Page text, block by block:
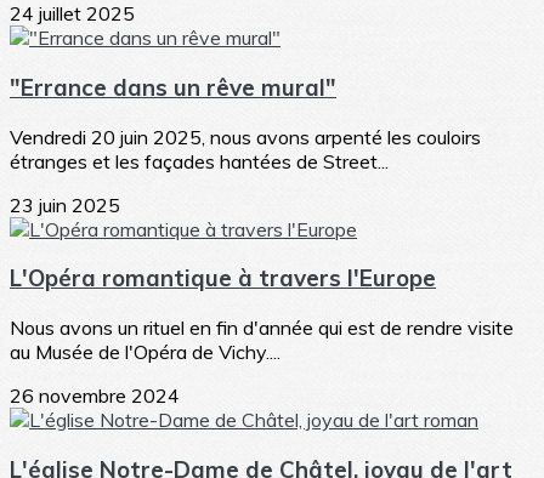
24 juillet 2025
"Errance dans un rêve mural"
Vendredi 20 juin 2025, nous avons arpenté les couloirs
étranges et les façades hantées de Street...
23 juin 2025
L'Opéra romantique à travers l'Europe
Nous avons un rituel en fin d'année qui est de rendre visite
au Musée de l'Opéra de Vichy....
26 novembre 2024
L'église Notre-Dame de Châtel, joyau de l'art